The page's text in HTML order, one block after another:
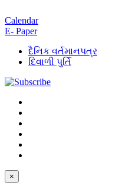
Calendar
E- Paper
દૈનિક વર્તમાનપત્ર
દિવાળી પુર્તિ
×